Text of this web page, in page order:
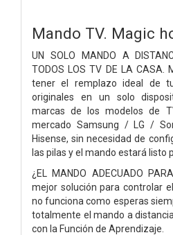
Mando TV. Magic
UN SOLO MANDO A
TODOS LOS TV DE LA
tener el remplazo ideal de
originales en un solo
marcas de los modelos de
mercado Samsung / LG /
Hisense, sin necesidad de
las pilas y el mando estará listo
¿EL MANDO ADECUADO
mejor solución para controlar
no funciona como esperas
totalmente el mando a
con la Función de Aprendizaje.